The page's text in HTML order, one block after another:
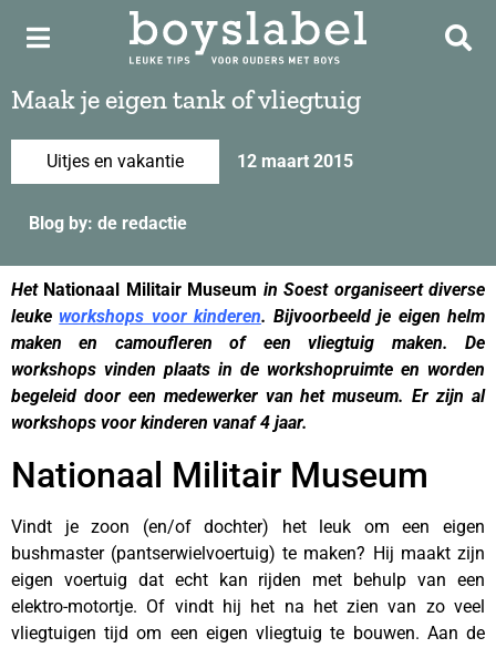
Maak je eigen tank of vliegtuig
Uitjes en vakantie 12 maart 2015
Blog by: de redactie
Het Nationaal Militair Museum in Soest organiseert diverse
leuke workshops voor kinderen. Bijvoorbeeld je eigen helm
maken en camoufleren of een vliegtuig maken. De
workshops vinden plaats in de workshopruimte en worden
begeleid door een medewerker van het museum. Er zijn al
workshops voor kinderen vanaf 4 jaar.
Nationaal Militair Museum
Vindt je zoon (en/of dochter) het leuk om een eigen
bushmaster (pantserwielvoertuig) te maken? Hij maakt zijn
eigen voertuig dat echt kan rijden met behulp van een
elektro-motortje. Of vindt hij het na het zien van zo veel
vliegtuigen tijd om een eigen vliegtuig te bouwen. Aan de